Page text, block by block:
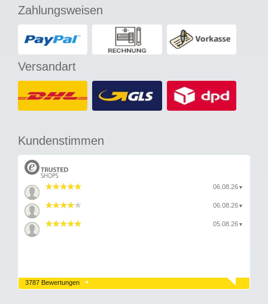
Zahlungsweisen
Versandart
Kundenstimmen
06.08.26 ▼
06.08.26 ▼
05.08.26 ▼
3787 Bewertungen